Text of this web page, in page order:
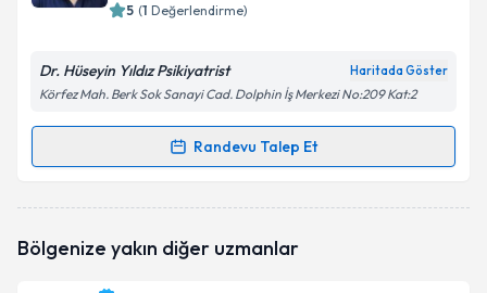
5 (1 Değerlendirme)
Dr. Hüseyin Yıldız Psikiyatrist Haritada Göster
Körfez Mah. Berk Sok Sanayi Cad. Dolphin İş Merkezi No:209 Kat:2
Randevu Talep Et
Randevu Takvimi Talebi
oluşturun. Size bu uzmandan randevu almanız için bir
Bölgenize yakın diğer uzmanlar